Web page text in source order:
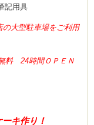
記用具
の大型駐車場をご利用
料 24時間ＯＰＥＮ
キ作り！